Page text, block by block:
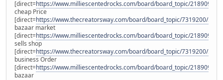
[direct=https://www.milliescentedrocks.com/board/board_topic/2189097/
cheap Price
[direct=https://www.thecreatorsway.com/board/board_topic/7319200/
bazaar market
[direct=https://www.milliescentedrocks.com/board/board_topic/2189097/
sells shop
[direct=https://www.thecreatorsway.com/board/board_topic/7319200/
business Order
[direct=https://www.milliescentedrocks.com/board/board_topic/2189097/
bazaar